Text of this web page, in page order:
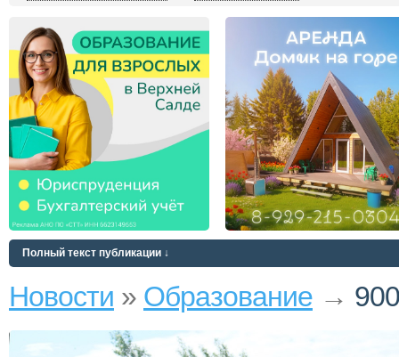
Полный текст публикации ↓
Новости » Образование →